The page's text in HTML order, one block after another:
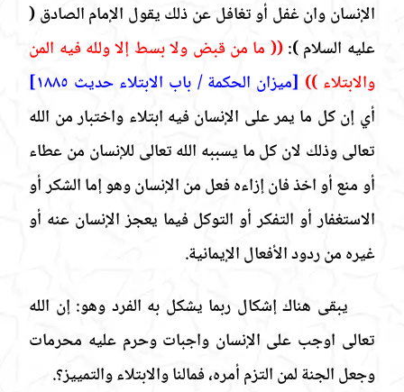
الإنسان وان غفل أو تغافل عن ذلك يقول الإمام الصادق(
عليه السلام)
: (( ما من قبض ولا بسط إلا ولله فيه المن
والابتلاء )) [ميزان الحكمة / باب الابتلاء حديث ١٨٨٥]
أي إن كل ما يمر على الإنسان فيه ابتلاء واختبار من الله
تعالى وذلك لان كل ما يسببه الله تعالى للإنسان من عطاء
أو منع أو اخذ فان إزاءه فعل من الإنسان وهو إما الشكر أو
الاستغفار أو التفكر أو التوكل فيما يعجز الإنسان عنه أو
غيره من ردود الأفعال الإيمانية.
يبقى هناك إشكال ربما يشكل به الفرد وهو: إن الله
تعالى اوجب على الإنسان واجبات وحرم عليه محرمات
وجعل الجنة لمن التزم أمره، فمالنا والابتلاء والتمييز؟.